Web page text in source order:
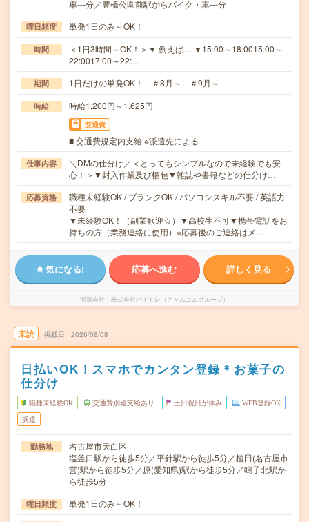
車---分／豊橋公園前駅からバイク・車---分
曜日頻度 単発1日のみ～OK！
時間
＜1日3時間～OK！＞▼ 例えば… ▼15:00～18:0015:00～
22:0017:00～22:…
期間 1日だけの単発OK！ ＃8月～ ＃9月～
時給 時給1,200円～1,625円
交通費
■ 交通費規定内支給 ※派遣先による
仕事内容
＼DMの仕分け／＜とってもシンプルなので未経験でも安
心！＞▼封入作業及び梱包▼雑誌や書籍などの仕分け…
応募資格
職種未経験OK / ブランクOK / パソコンスキル不要 / 英語力
不要
▼未経験OK！（副業歓迎☆）▼高校生不可▼携帯電話をお
持ちの方（業務連絡に使用）※応募後のご連絡はメ…
気になる! 応募へ進む 詳しく見る
派遣会社 株式会社バイトレ（キャムコムグループ）
未読 掲載日 2026/08/08
日払いOK！スマホでカンタン登録＊お菓子の
仕分け
職種未経験OK 交通費別途支給あり 土日祝日が休み WEB登録OK
派遣
勤務地
名古屋市天白区
塩釜口駅から徒歩5分／平針駅から徒歩5分／植田(名古屋市
営)駅から徒歩5分／原(愛知県)駅から徒歩5分／鳴子北駅か
ら徒歩5分
曜日頻度 単発1日のみ～OK！